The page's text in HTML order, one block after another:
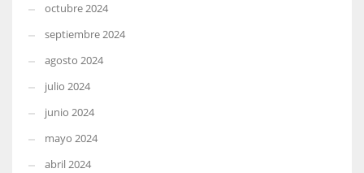
octubre 2024
septiembre 2024
agosto 2024
julio 2024
junio 2024
mayo 2024
abril 2024